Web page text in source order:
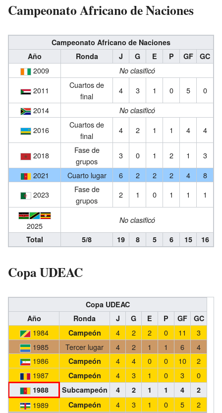
Campeonato Africano de Naciones
Campeonato Africano de Naciones
Año
Ronda J G E P GF GC
2009 No clasificó
2011
Cuartos de
final
4 3 1 0 5
0
2014
No clasificó
2016
Cuartos de
final
4 2 1 1 4 4
2018
Fase de
grupos
3 0 1 2 1
3
2021
Cuarto lugar 6 2 2 2 4
8
2023
Fase de
grupos
2 1 0 1 1 1
2025
No clasificó
Total
5/8 19 8 5 6 15 16
Copa UDEAC
Copa UDEAC
Año
Ronda J G E P GF GC
1984 Campeón 4 2 2 0 11
3
1985
Tercer lugar 4 2 1 1 6
4
1986
Campeón 4 4 0 0 10
2
1987
Campeón 4 3 1 0 3 0
1988 Subcampeón 4 2 1 1 4 2
1989 Campeón 4 3 1 0 5
2